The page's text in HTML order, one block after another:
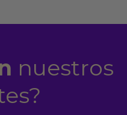
nuestros